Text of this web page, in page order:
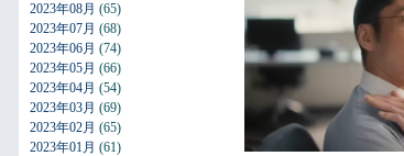
2023年08月 (65)
2023年07月 (68)
2023年06月 (74)
2023年05月 (66)
2023年04月 (54)
2023年03月 (69)
2023年02月 (65)
2023年01月 (61)